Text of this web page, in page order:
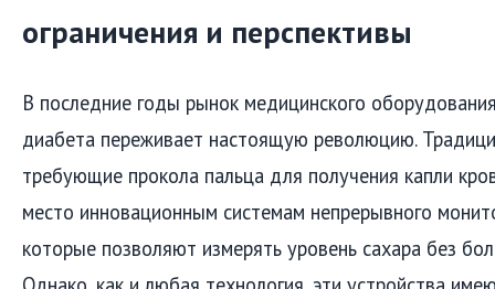
ограничения и перспективы
В последние годы рынок медицинского
диабета переживает настоящую революцию.
требующие прокола пальца для получения капли
место инновационным системам непрерывного
которые позволяют измерять уровень сахара без